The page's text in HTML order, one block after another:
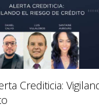
Crediticia: